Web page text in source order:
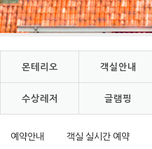
몬테리오 객실안내
수상레저 글램핑
예약안내 객실 실시간 예약